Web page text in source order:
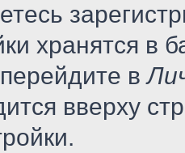
хранятся в
в
вверху